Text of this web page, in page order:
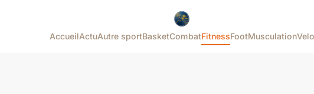
AccueilActuAutre sportBasketCombatFitnessFootMusculationVelo